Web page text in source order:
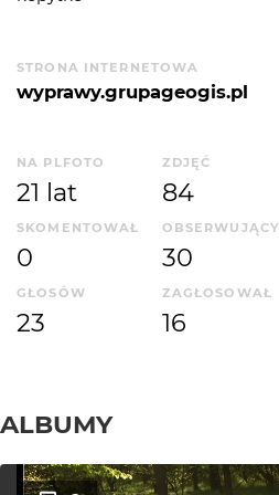
STRONA INTERNETOWA
wyprawy.grupageogis.pl
NA PLFOTO
21 lat
ZDJĘĆ
84
SKOMENTOWAŁ
0 30
GŁOSÓW
23
ZAGŁOSOWAŁ
16
ALBUMY